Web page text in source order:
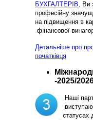
БУХГАЛТЕРІВ, Ви
професійну
на підвищення в
фінансової
Детальніше про
початківця
-2025/
Наші
статусах